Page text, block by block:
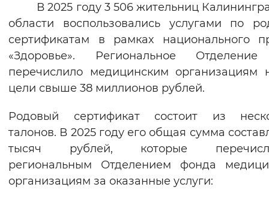
Цвет сайта
Монохромный Инверсивный
Синий фон
Изображения
Включены Выключены
Звуковой ассистент
Воспроизвести Остановить
В2025 году 3 506 жительниц
области воспользовались услугами по
сертификатам в рамках национального
«Здоровье».
Региональное
перечислило медицинским организациям
цели свыше 38 миллионов рублей.
Родовый сертификат состоит из
талонов. В 2025 году его общая сумма
тысяч рублей, которые
региональным Отделением фонда
организациям за оказанные услуги: